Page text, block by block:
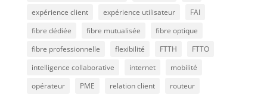
expérience client
expérience utilisateur
FAI
fibre dédiée
fibre mutualisée
fibre optique
fibre professionnelle
flexibilité FTTH
FTTO
intelligence collaborative
internet
mobilité
opérateur
PME relation client
routeur